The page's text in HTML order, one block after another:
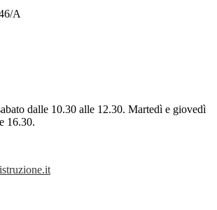
A
dalle 10.30 alle 12.30. Martedì e giovedì
16.30.